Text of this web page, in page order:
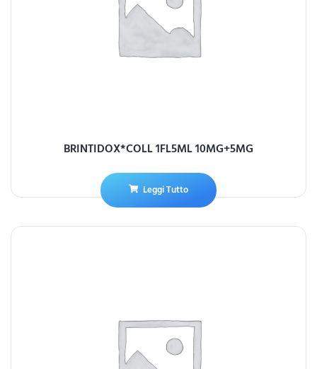
BRINTIDOX*COLL 1FL5ML 10MG+5MG
Leggi Tutto